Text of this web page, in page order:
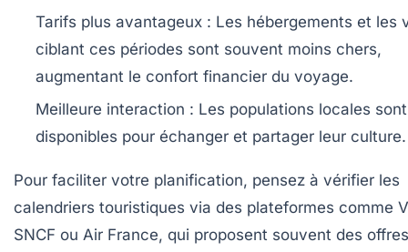
Tarifs plus avantageux : Les hébergements et les
ciblant ces périodes sont souvent moins chers,
augmentant le confort financier du voyage.
Meilleure interaction : Les populations locales
disponibles pour échanger et partager leur culture.
Pour faciliter votre planification, pensez à vérifier les
calendriers touristiques via des plateformes comme
SNCF ou Air France, qui proposent souvent des offres